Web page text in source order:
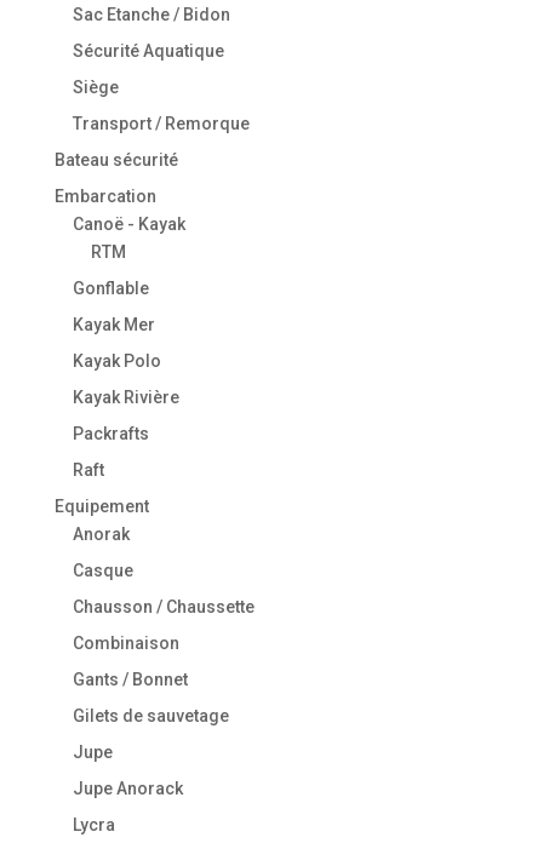
Sac Etanche / Bidon
Sécurité Aquatique
Siège
Transport / Remorque
Bateau sécurité
Embarcation
Canoë - Kayak
RTM
Gonflable
Kayak Mer
Kayak Polo
Kayak Rivière
Packrafts
Raft
Equipement
Anorak
Casque
Chausson / Chaussette
Combinaison
Gants / Bonnet
Gilets de sauvetage
Jupe
Jupe Anorack
Lycra